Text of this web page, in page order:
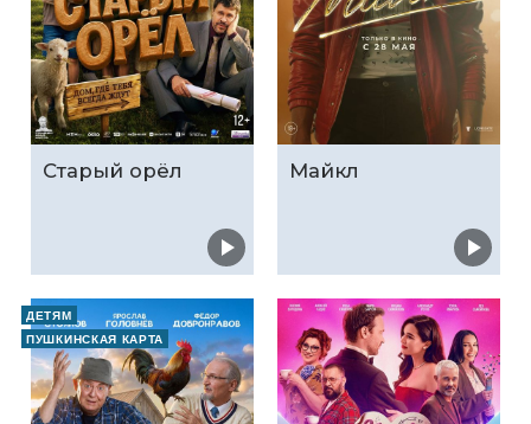
Старый орёл Майкл
ДЕТЯМ
ПУШКИНСКАЯ КАРТА